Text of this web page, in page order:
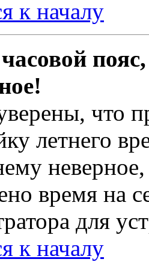
к началу
что
летнего
неверное,
время на
для
к началу